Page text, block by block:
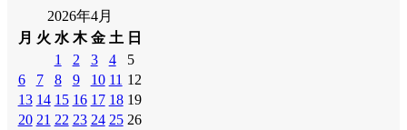
2026年4月
月 火 水 木 金 土 日
1
2 3 4
5
6
7 8 9 10 11 12
13 14 15 16 17 18 19
20 21 22 23 24 25 26